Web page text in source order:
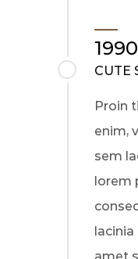
1990
CUTE
Proin
enim,
sem
lorem
lacinia